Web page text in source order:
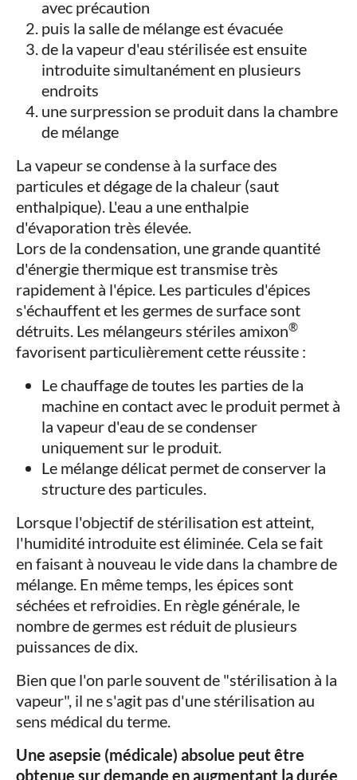
avec précaution
puis la salle de mélange est évacuée
de la vapeur d'eau stérilisée est ensuite
introduite simultanément en plusieurs
endroits
une surpression se produit dans la chambre
de mélange
La vapeur se condense à la surface des
particules et dégage de la chaleur (saut
enthalpique). L'eau a une enthalpie
d'évaporation très élevée.
Lors de la condensation, une grande quantité
d'énergie thermique est transmise très
rapidement à l'épice. Les particules d'épices
s'échauffent et les germes de surface sont
détruits. Les mélangeurs stériles amixon®
favorisent particulièrement cette réussite :
Le chauffage de toutes les parties de la
machine en contact avec le produit permet à
la vapeur d'eau de se condenser
uniquement sur le produit.
Le mélange délicat permet de conserver la
structure des particules.
Lorsque l'objectif de stérilisation est atteint,
l'humidité introduite est éliminée. Cela se fait
en faisant à nouveau le vide dans la chambre de
mélange. En même temps, les épices sont
séchées et refroidies. En règle générale, le
nombre de germes est réduit de plusieurs
puissances de dix.
Bien que l'on parle souvent de "stérilisation à la
vapeur", il ne s'agit pas d'une stérilisation au
sens médical du terme.
Une asepsie (médicale) absolue peut être
obtenue sur demande en augmentant la durée